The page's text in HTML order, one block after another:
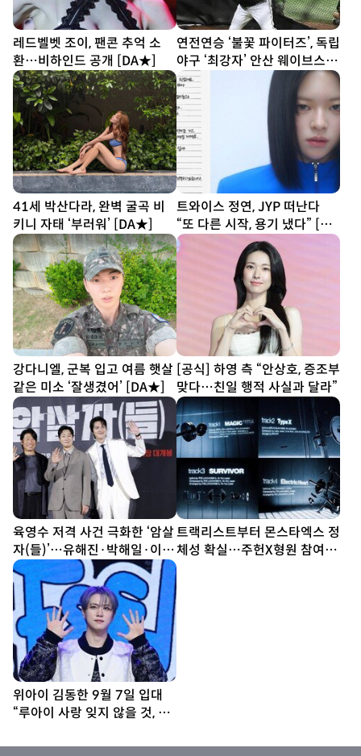
레드벨벳 조이, 팬콘 추억 소
환…비하인드 공개 [DA★]
연전연승 ‘불꽃 파이터즈’, 독립
야구 ‘최강자’ 안산 웨이브스와
맞대결
41세 박산다라, 완벽 굴곡 비
키니 자태 ‘부러워’ [DA★]
트와이스 정연, JYP 떠난다
“또 다른 시작, 용기 냈다” [전
문]
강다니엘, 군복 입고 여름 햇살
같은 미소 ‘잘생겼어’ [DA★]
[공식] 하영 측 “안상호, 증조부
맞다…친일 행적 사실과 달라”
육영수 저격 사건 극화한 ‘암살
자(들)’…유해진·박해일·이민
호, 추석 극장가 출사표(종합)
트랙리스트부터 몬스타엑스 정
체성 확실…주헌X형원 참여 기
위아이 김동한 9월 7일 입대
“루아이 사랑 잊지 않을 것, 조